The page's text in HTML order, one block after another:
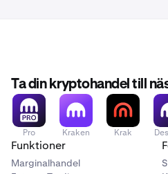
Ta din kryptohandel till
Pro Kraken Krak
Funktioner
Marginalhandel